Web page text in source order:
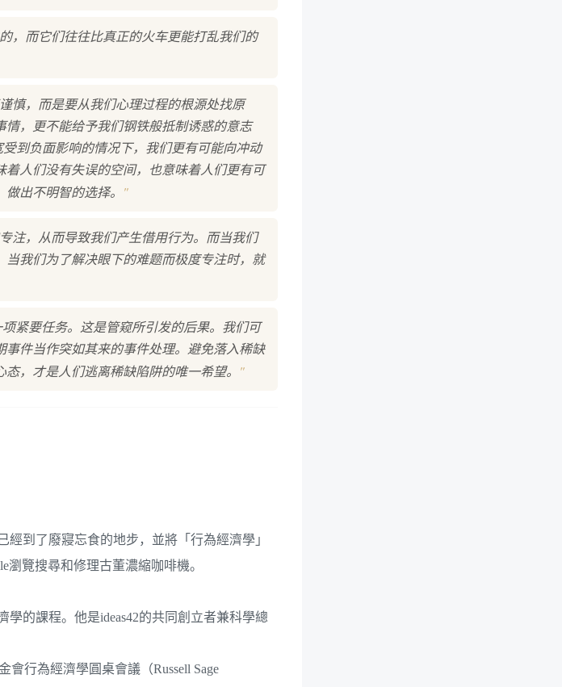
，而它们往往比真正的火车更能打乱我们的
慎，而是要从我们心理过程的根源处找原
，更不能给予我们钢铁般抵制诱惑的意志
到负面影响的情况下，我们更有可能向冲动
人们没有失误的空间，也意味着人们更有可
出不明智的选择。
"
注，从而导致我们产生借用行为。而当我们
我们为了解决眼下的难题而极度专注时，就
紧要任务。这是管窥所引发的后果。我们可
件当作突如其来的事件处理。避免落入稀缺
，才是人们逃离稀缺陷阱的唯一希望。
"
到了廢寢忘食的地步，並將「行為經濟學」
瀏覽搜尋和修理古董濃縮咖啡機。
的課程。他是ideas42的共同創立者兼科學總
會行為經濟學圓桌會議（Russell Sage